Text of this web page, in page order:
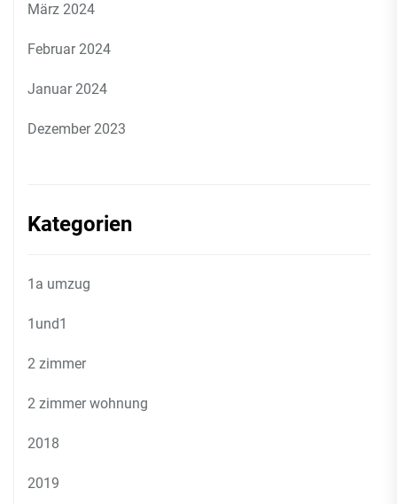
März 2024
Februar 2024
Januar 2024
Dezember 2023
Kategorien
1a umzug
1und1
2 zimmer
2 zimmer wohnung
2018
2019